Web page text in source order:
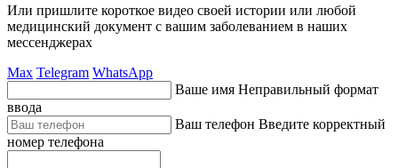
Или пришлите короткое видео своей истории или любой
медицинский документ с вашим заболеванием в наших
мессенджерах
Max Telegram WhatsApp
Ваше имя Неправильный формат
ввода
Ваш телефон Введите корректный
номер телефона